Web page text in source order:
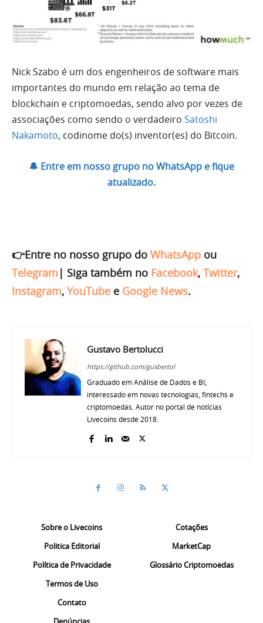
Nick Szabo é um dos engenheiros de software mais
importantes do mundo em relação ao tema de
blockchain e criptomoedas, sendo alvo por vezes de
associações como sendo o verdadeiro Satoshi
Nakamoto, codinome do(s) inventor(es) do Bitcoin.
🔔 Entre em nosso grupo no WhatsApp e fique
atualizado.
👉Entre no nosso grupo do WhatsApp ou
Telegram | Siga também no Facebook, Twitter,
Instagram, YouTube e Google News.
Gustavo Bertolucci
https://github.com/gusbertol
Graduado em Análise de Dados e BI,
interessado em novas tecnologias, fintechs e
criptomoedas. Autor no portal de notícias
Livecoins desde 2018.
Sobre o Livecoins
Politica Editorial
Política de Privacidade
Termos de Uso
Contato
Cotações
MarketCap
Glossário Criptomoedas